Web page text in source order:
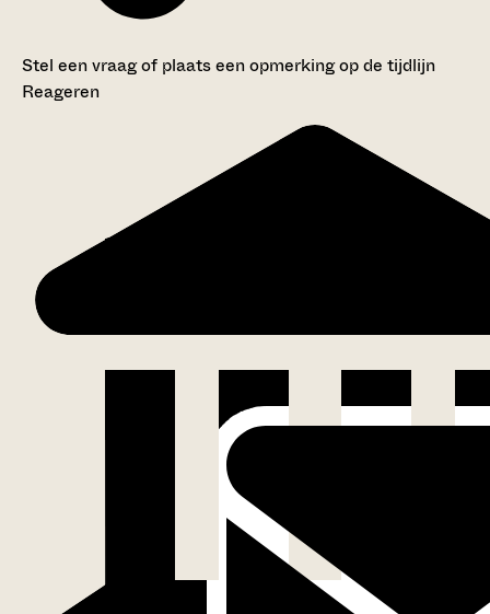
Stel een vraag of plaats een opmerking op de tijdlijn
Reageren